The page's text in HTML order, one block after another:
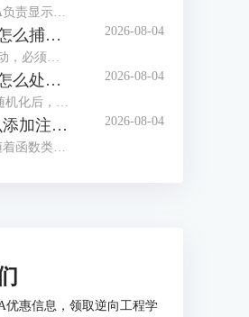
IDA Pro动态调试DLL怎么捕获模块加载 IDA Pro模块加载后断点没有触发是什么原因 2026-08-04
IDA Pro动态调试EXE怎么处理地址随机化 IDA Pro断点地址随程序启动变化如何定位 2026-08-04
IDA Pro F5伪代码怎么添加注释 IDA Pro F5伪代码注释丢失如何恢复 2026-08-04
惠信息，领取逆向工程学